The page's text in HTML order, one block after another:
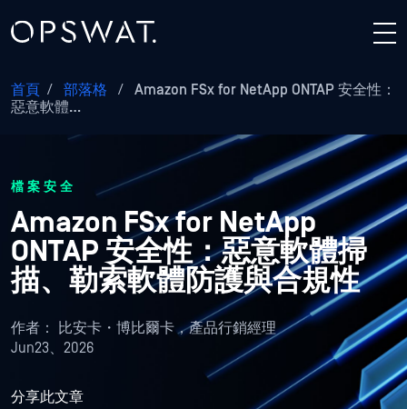
首頁 / 部落格 /
Amazon FSx for NetApp ONTAP 安全性：
惡意軟體…
檔案安全
Amazon FSx for NetApp
ONTAP 安全性：惡意軟體掃
描、勒索軟體防護與合規性
作者：
比安卡・博比爾卡，產品行銷經理
Jun23、2026
分享此文章